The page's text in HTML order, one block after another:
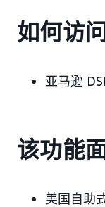
如何访
亚马逊
该功能
美国自助